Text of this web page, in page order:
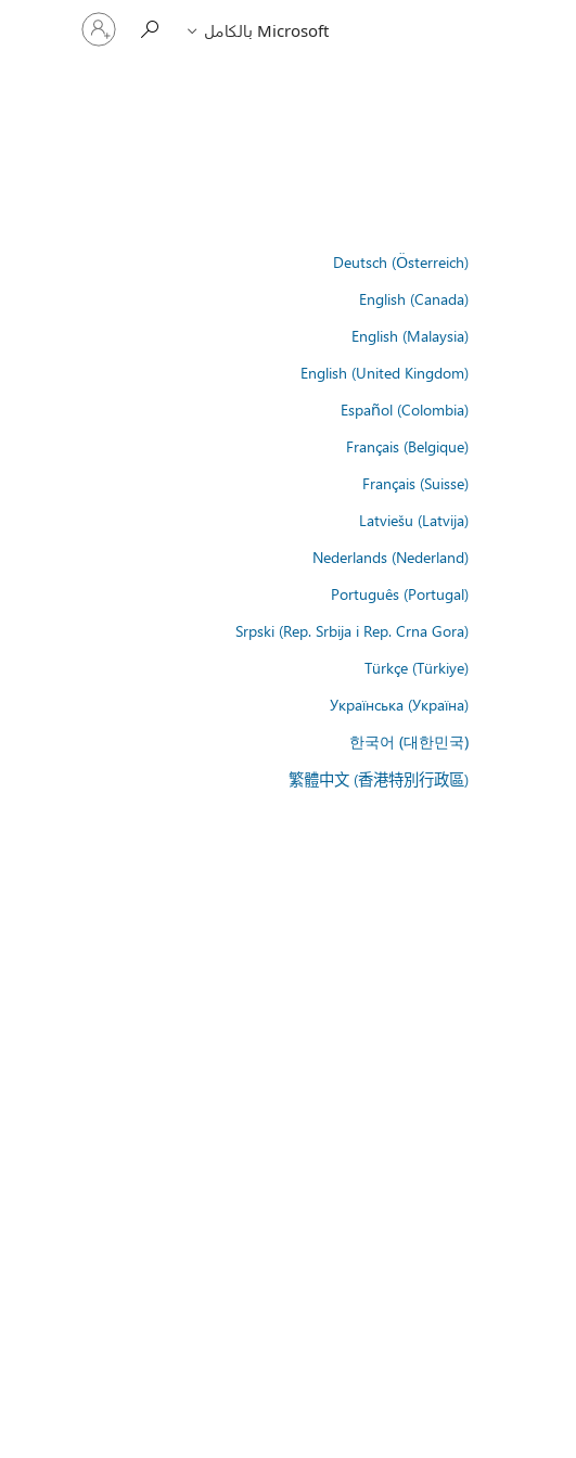
Microsoft بالكامل
تسجيل
الدخول
إلى
Deutsch (Österreich)
English (Canada)
English (Malaysia)
English (United Kingdom)
Español (Colombia)
Français (Belgique)
Français (Suisse)
Latviešu (Latvija)
Nederlands (Nederland)
Português (Portugal)
Srpski (Rep. Srbija i Rep. Crna Gora)
Türkçe (Türkiye)
Українська (Україна)
한국어 (대한민국)
繁體中文 (香港特別行政區)